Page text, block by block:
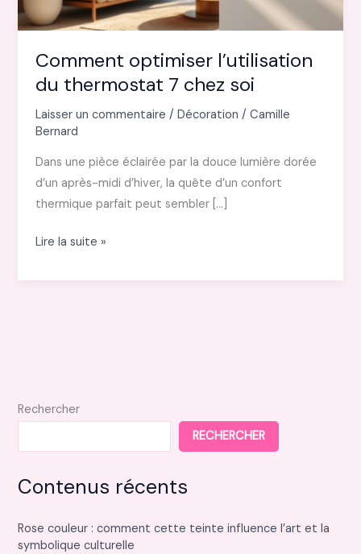
Comment optimiser l’utilisation
du thermostat 7 chez soi
Laisser un commentaire /Décoration /Camille
Bernard
Dans une pièce éclairée par la douce lumière dorée
d’un après-midi d’hiver, la quête d’un confort
thermique parfait peut sembler […]
Comment
l’utilisation
Lire la suite »
Rechercher
RECHERCHER
Contenus récents
Rose couleur : comment cette teinte influence l’art et la
symbolique culturelle